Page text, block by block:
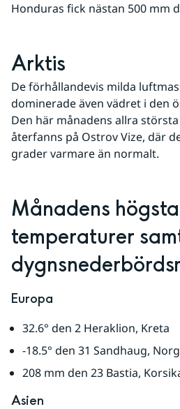
Honduras fick nästan 500 mm
Arktis
De förhållandevis milda
dominerade även vädret i den
Den här månadens allra
återfanns på Ostrov Vize, där
grader varmare än normalt.
Månadens
temperaturer
Europa
32.6° den 2 Heraklion, Kreta
-18.5° den 31 Sandhaug,
208 mm den 23 Bastia,
Asien